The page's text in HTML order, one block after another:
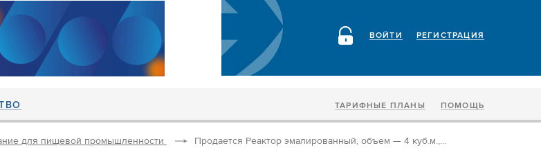
РЕГИСТРАЦИЯ
ВОЙТИ
ТАРИФНЫЕ ПЛАНЫ ПОМОЩЬ
для пищевой промышленности Продается Реактор эмалированный, объем — 4 куб.м.,...